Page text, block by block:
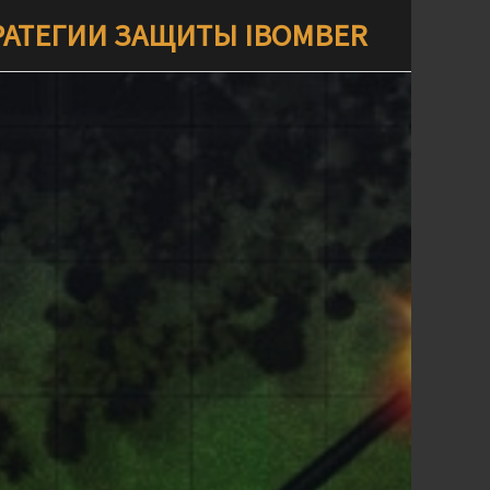
ЗАЩИТЫ IBOMBER